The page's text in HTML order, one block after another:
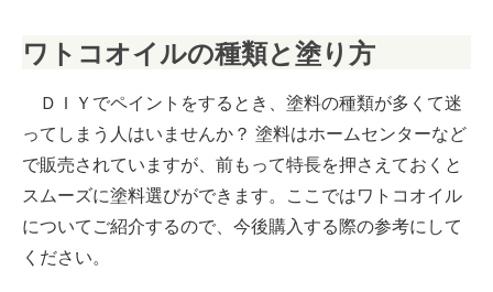
ロイヤルホームセンター店舗
ワトコオイルの種類と塗り方
ＤＩＹでペイントをするとき、塗料の種類が多くて迷
ってしまう人はいませんか？ 塗料はホームセンターなど
で販売されていますが、前もって特長を押さえておくと
スムーズに塗料選びができます。ここではワトコオイル
についてご紹介するので、今後購入する際の参考にして
ください。